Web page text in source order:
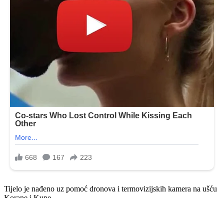
Tijelo je nađeno uz pomoć dronova i termovizijskih kamera na ušću